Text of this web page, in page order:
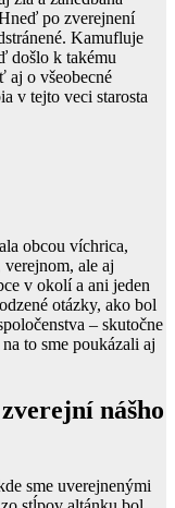
po zverejnení
Kamufluje
došlo k takému
aj o všeobecné
v tejto veci starosta
obcou víchrica,
ale aj
v okolí a ani jeden
otázky, ako bol
– skutočne
to sme poukázali aj
nášho
sme uverejnenými